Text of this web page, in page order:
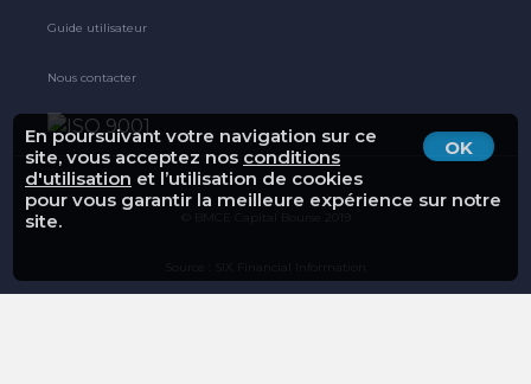
OK
En poursuivant votre navigation sur ce
site, vous acceptez nos conditions
d'utilisation et l’utilisation de cookies
pour vous garantir la meilleure expérience sur notre
site.
Guide utilisateur
Nous contacter